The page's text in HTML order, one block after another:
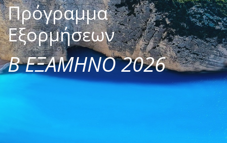
Πρόγραμμα
Εξορμήσεων
Β ΕΞΑΜΗΝΟ 2026